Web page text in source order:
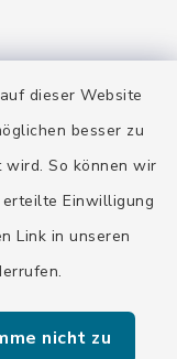
dieser Website
besser zu
So können wir
Einwilligung
Link in unseren
nicht zu